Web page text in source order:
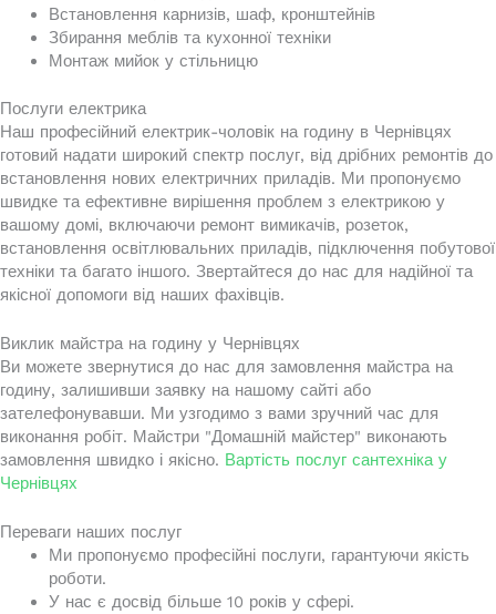
Встановлення карнизів, шаф, кронштейнів
Збирання меблів та кухонної техніки
Монтаж мийок у стільницю
Послуги електрика
Наш професійний електрик-чоловік на годину в Чернівцях
готовий надати широкий спектр послуг, від дрібних ремонтів до
встановлення нових електричних приладів. Ми пропонуємо
швидке та ефективне вирішення проблем з електрикою у
вашому домі, включаючи ремонт вимикачів, розеток,
встановлення освітлювальних приладів, підключення побутової
техніки та багато іншого. Звертайтеся до нас для надійної та
якісної допомоги від наших фахівців.
Виклик майстра на годину у Чернівцях
Ви можете звернутися до нас для замовлення майстра на
годину, залишивши заявку на нашому сайті або
зателефонувавши. Ми узгодимо з вами зручний час для
виконання робіт. Майстри "Домашній майстер" виконають
замовлення швидко і якісно. Вартість послуг сантехніка у
Чернівцях
Переваги наших послуг
Ми пропонуємо професійні послуги, гарантуючи якість
роботи.
У нас є досвід більше 10 років у сфері.